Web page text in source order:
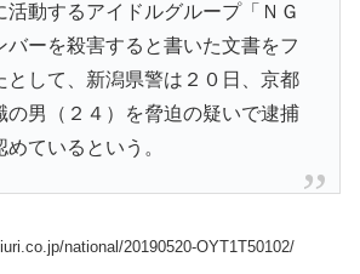
活動するアイドルグループ「ＮＧ
バーを殺害すると書いた文書をフ
として、新潟県警は２０日、京都
の男（２４）を脅迫の疑いで逮捕
ているという。
national/20190520-OYT1T50102/